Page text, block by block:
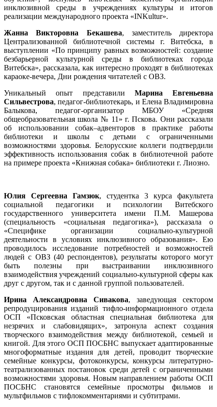
инклюзивной среды в учреждениях культуры и итогов
реализации международного проекта «INKultur».
Жанна Викторовна Бекашева, заместитель директора
Централизованной библиотечной системы г. Витебска, в
выступлении «По принципу равных возможностей: создание
безбарьерной культурной среды в библиотеках города
Витебска», рассказала, как интересно проходят в библиотеках
караоке-вечера, Дни рождения читателей с ОВЗ.
Уникальный опыт представили Марина Евгеньевна
Сильвестрова, педагог-библиотекарь, и Елена Владимировна
Балыкова, педагог-организатор МБОУ «Средняя
общеобразовательная школа № 11» г. Пскова. Они рассказали
об использовании собак–адвенторов в практике работы
библиотеки и школы с детьми с ограниченными
возможностями здоровья. Белорусские коллеги подтвердили
эффективность использования собак в библиотечной работе
на примере проекта «Книжная собака» библиотеки г. Лиозно.
Юлия Сергеевна Гамзюк, студентка 3 курса факультета
социальной педагогики и психологии Витебского
государственного университета имени П.М. Машерова
(специальность «социальная педагогика»), рассказала о
«Специфике организации социально-культурной
деятельности в условиях инклюзивного образования». Ею
проводилось исследование потребностей и возможностей
людей с ОВЗ (40 респондентов), результаты которого могут
быть полезны при выстраивании инклюзивного
взаимодействия учреждений социально-культурной сферы как
друг с другом, так и с данной группой пользователей.
Ирина Александровна Сивакова, заведующая сектором
репродуцирования изданий тифло-информационного отдела
ОСП «Псковская областная специальная библиотека для
незрячих и слабовидящих», затронула аспект создания
творческого взаимодействия между библиотекой, семьей и
книгой. Для этого ОСП ПОСБНС выпускает адаптированные
многоформатные издания для детей, проводит творческие
семейные конкурсы, фотоконкурсы, конкурсы литературно-
театрализованных постановок среди детей с ограниченными
возможностями здоровья. Новым направлением работы ОСП
ПОСБНС становятся семейные просмотры фильмов и
мультфильмов с тифлокомментариями и субтитрами.